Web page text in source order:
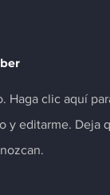
Haga clic aquí
y editarme. Deja